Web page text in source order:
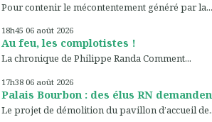
Pour contenir le mécontentement généré par la...
18h45 06 août 2026
Au feu, les complotistes !
La chronique de Philippe Randa Comment...
17h38 06 août 2026
Palais Bourbon : des élus RN
Le projet de démolition du pavillon d’accueil